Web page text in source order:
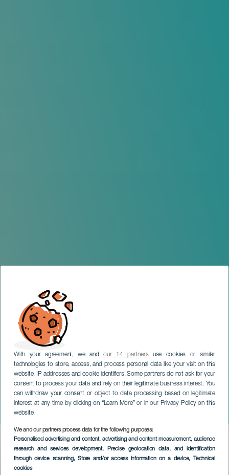
With your agreement, we andour 14 partnersuse cookies or similar
technologies to store, access, and process personal data like your visit on this
website, IP addresses and cookie identifiers. Some partners do not ask for your
consent to process your data and rely on their legitimate business interest. You
can withdraw your consent or object to data processing based on legitimate
interest at any time by clicking on “Learn More” or in our Privacy Policy on this
website.
We and our partners process data for the following purposes:
Personalised advertising and content, advertising and content measurement, audience
research and services development, Precise geolocation data, and identification
through device scanning, Store and/or access information on a device, Technical
cookies
Musik des Atlantiks
GRAN CANARIA
Imagen
Listado